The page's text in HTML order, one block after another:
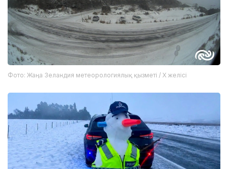
Фото: Жаңа Зеландия метеорологиялық қызметі / X желісі